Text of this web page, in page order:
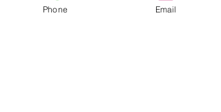
Phone Email